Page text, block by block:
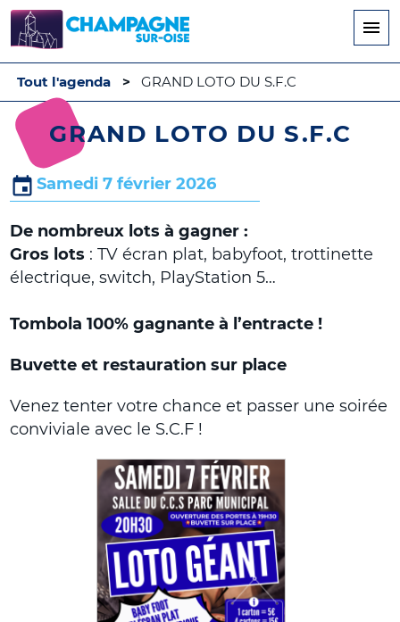
principal
Tout l'agenda GRAND LOTO DU S.F.C
GRAND LOTO DU S.F.C
Samedi 7 février 2026
De nombreux lots à gagner :
Gros lots : TV écran plat, babyfoot, trottinette
électrique, switch, PlayStation 5…
Tombola 100% gagnante à l’entracte !
Buvette et restauration sur place
Venez tenter votre chance et passer une soirée
conviviale avec le S.C.F !